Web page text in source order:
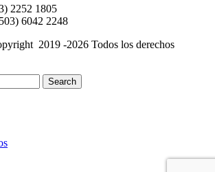
2252 1805
6042 2248
2019 -2026 Todos los derechos
Search